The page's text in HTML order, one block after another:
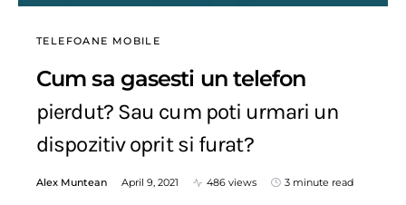
TELEFOANE MOBILE
Cum sa gasesti un telefon
pierdut? Sau cum poti urmari un
dispozitiv oprit si furat?
Alex Muntean April 9, 2021 486 views 3 minute read